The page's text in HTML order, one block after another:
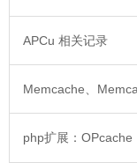
APCu 相关记录
Memcache、
php扩展：OPcache